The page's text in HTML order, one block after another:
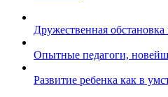
Дружественная
Опытные педагоги,
Развитие ребенка как в